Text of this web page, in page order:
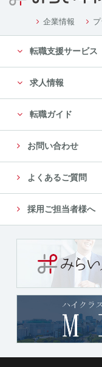
企業情報
転職支援サービス
求人情報
転職ガイド
お問い合わせ
よくあるご質問
採用ご担当者様へ